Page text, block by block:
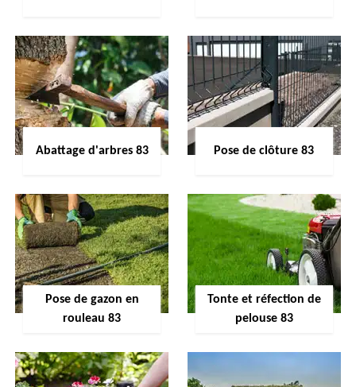
Abattage d'arbres 83 Pose de clôture 83
Pose de gazon en
rouleau 83
Tonte et réfection de
pelouse 83